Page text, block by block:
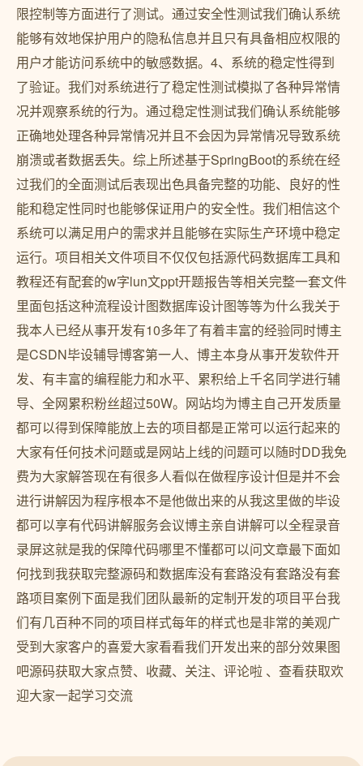
限控制等方面进行了测试。通过安全性测试我们确认系统
能够有效地保护用户的隐私信息并且只有具备相应权限的
用户才能访问系统中的敏感数据。4、系统的稳定性得到
了验证。我们对系统进行了稳定性测试模拟了各种异常情
况并观察系统的行为。通过稳定性测试我们确认系统能够
正确地处理各种异常情况并且不会因为异常情况导致系统
崩溃或者数据丢失。综上所述基于SpringBoot的系统在经
过我们的全面测试后表现出色具备完整的功能、良好的性
能和稳定性同时也能够保证用户的安全性。我们相信这个
系统可以满足用户的需求并且能够在实际生产环境中稳定
运行。项目相关文件项目不仅仅包括源代码数据库工具和
教程还有配套的w字lun文ppt开题报告等相关完整一套文件
里面包括这种流程设计图数据库设计图等等为什么我关于
我本人已经从事开发有10多年了有着丰富的经验同时博主
是CSDN毕设辅导博客第一人、博主本身从事开发软件开
发、有丰富的编程能力和水平、累积给上千名同学进行辅
导、全网累积粉丝超过50W。网站均为博主自己开发质量
都可以得到保障能放上去的项目都是正常可以运行起来的
大家有任何技术问题或是网站上线的问题可以随时DD我免
费为大家解答现在有很多人看似在做程序设计但是并不会
进行讲解因为程序根本不是他做出来的从我这里做的毕设
都可以享有代码讲解服务会议博主亲自讲解可以全程录音
录屏这就是我的保障代码哪里不懂都可以问文章最下面如
何找到我获取完整源码和数据库没有套路没有套路没有套
路项目案例下面是我们团队最新的定制开发的项目平台我
们有几百种不同的项目样式每年的样式也是非常的美观广
受到大家客户的喜爱大家看看我们开发出来的部分效果图
吧源码获取大家点赞、收藏、关注、评论啦 、查看获取欢
迎大家一起学习交流